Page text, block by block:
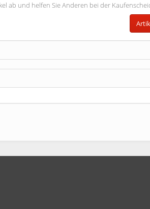
ab und helfen Sie Anderen bei der